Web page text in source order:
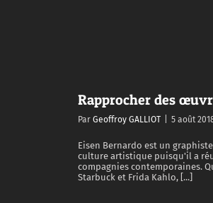
Rapprocher des
Par Geoffroy GALLIOT 5 août
Eisen Bernardo est un
culture artistique puisqu'il a
compagnies contemporaines.
Starbuck et Frida Kahlo, [...]